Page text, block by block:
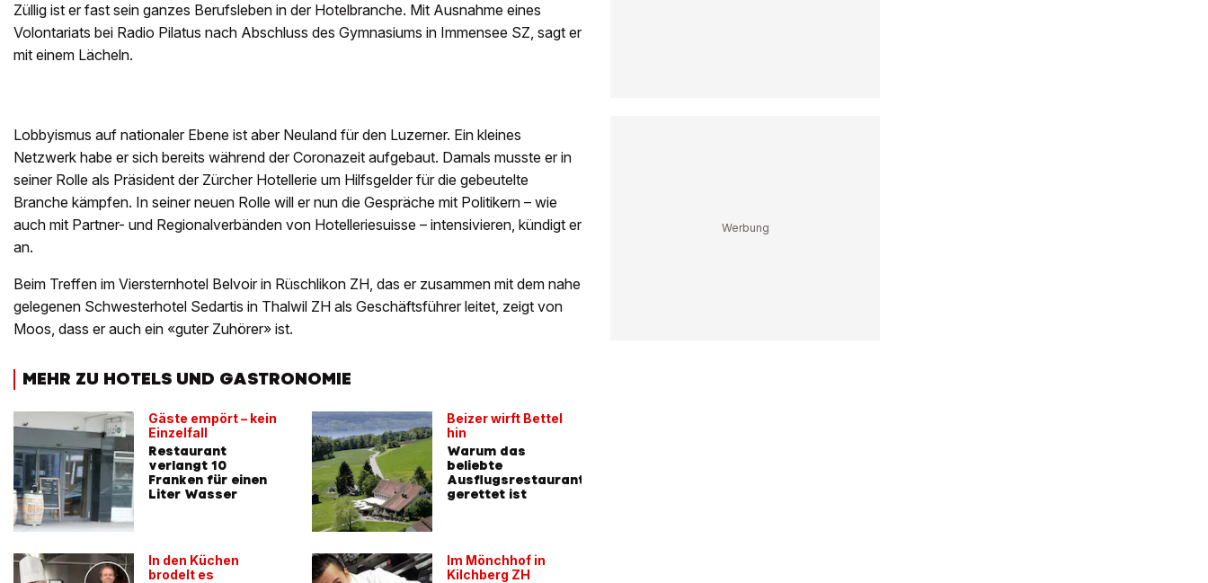
Züllig ist er fast sein ganzes Berufsleben in der Hotelbranche. Mit Ausnahme eines
Volontariats bei Radio Pilatus nach Abschluss des Gymnasiums in Immensee SZ, sagt er
mit einem Lächeln.
Lobbyismus auf nationaler Ebene ist aber Neuland für den Luzerner. Ein kleines
Netzwerk habe er sich bereits während der Coronazeit aufgebaut. Damals musste er in
seiner Rolle als Präsident der Zürcher Hotellerie um Hilfsgelder für die gebeutelte
Branche kämpfen. In seiner neuen Rolle will er nun die Gespräche mit Politikern – wie
auch mit Partner- und Regionalverbänden von Hotelleriesuisse – intensivieren, kündigt er
an.
Beim Treffen im Viersternhotel Belvoir in Rüschlikon ZH, das er zusammen mit dem nahe
gelegenen Schwesterhotel Sedartis in Thalwil ZH als Geschäftsführer leitet, zeigt von
Moos, dass er auch ein «guter Zuhörer» ist.
MEHR ZU HOTELS UND GASTRONOMIE
Gäste empört – kein
Einzelfall
Restaurant
verlangt 10
Franken für einen
Liter Wasser
In den Küchen
brodelt es
Beizer wirft Bettel
hin
Warum das
beliebte
Ausflugsrestaurant
gerettet ist
Im Mönchhof in
Kilchberg ZH